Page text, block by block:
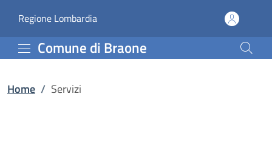
Servizi | Comune di
Regione Lombardia(apre in un'altra scheda).
Comune di Braone
Home / Servizi